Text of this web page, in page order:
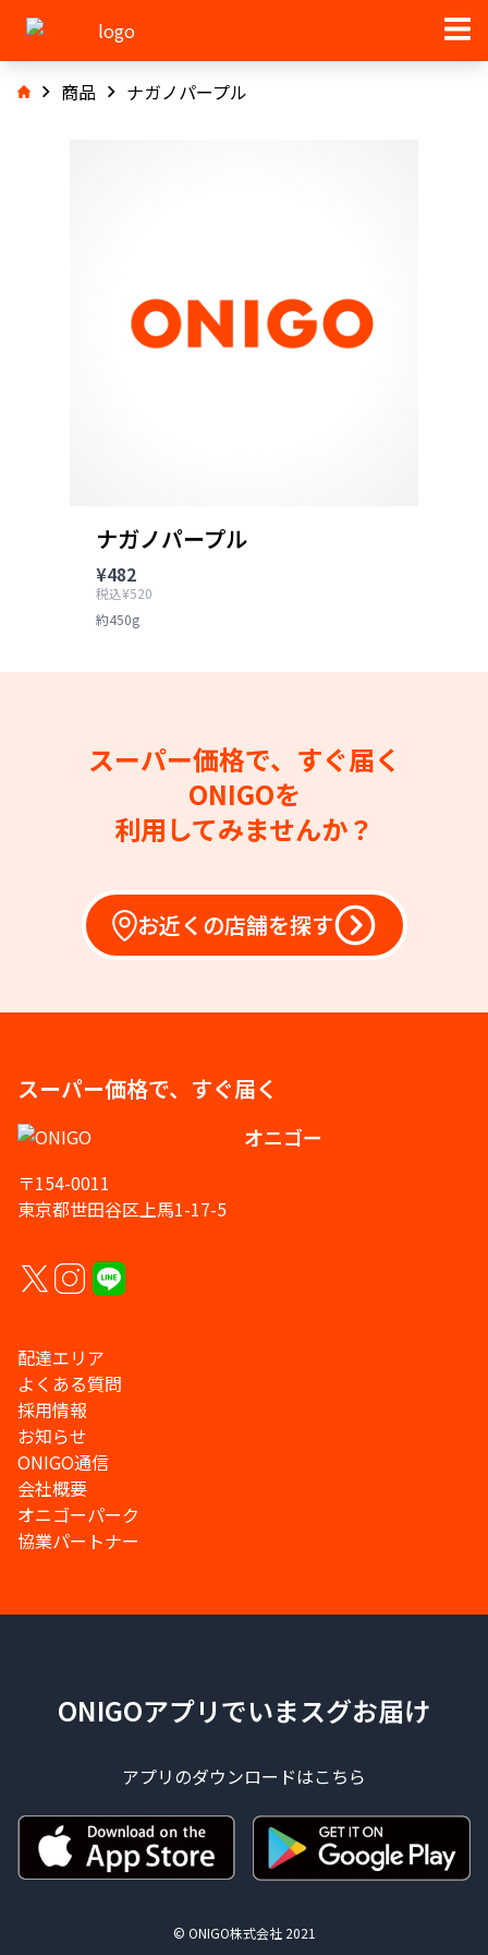
商品 ナガノパープル
ナガノパープル
¥482
税込¥520
約450g
スーパー価格で、すぐ届く
ONIGOを
利用してみませんか？
お近くの店舗を探す
スーパー価格で、すぐ届く
オニゴー
〒154-0011
東京都世田谷区上馬1-17-5
配達エリア
よくある質問
採用情報
お知らせ
ONIGO通信
会社概要
オニゴーパーク
協業パートナー
ONIGOアプリでいまスグお届け
アプリのダウンロードはこちら
© ONIGO株式会社 2021